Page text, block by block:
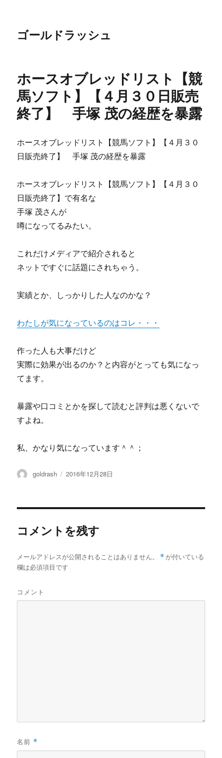
ゴールドラッシュ
ホースオブレッドリスト【競
馬ソフト】【４月３０日販売
終了】 手塚 茂の経歴を暴露
ホースオブレッドリスト【競馬ソフト】【４月３０
日販売終了】 手塚 茂の経歴を暴露
ホースオブレッドリスト【競馬ソフト】【４月３０
日販売終了】で有名な
手塚 茂さんが
噂になってるみたい。
これだけメディアで紹介されると
ネットですぐに話題にされちゃう。
実績とか、しっかりした人なのかな？
わたしが気になっているのはコレ・・・
作った人も大事だけど
実際に効果が出るのか？と内容がとっても気になっ
てます。
暴露や口コミとかを探して読むと評判は悪くないで
すよね。
私、かなり気になっています＾＾；
投
goldrash
投
2016年12月28日
コメントを残す
メールアドレスが公開されることはありません。 * が付いている
欄は必須項目です
コメント
名前 *